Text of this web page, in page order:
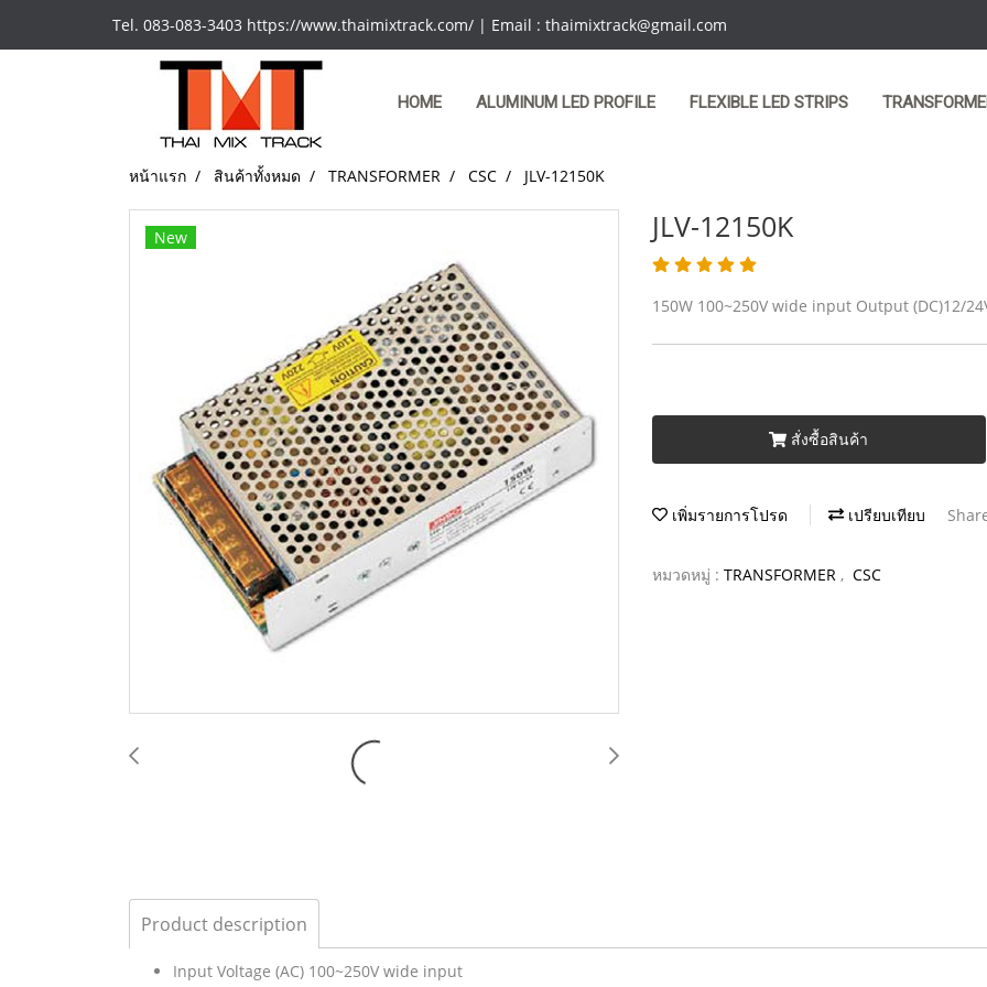
Tel. 083-083-3403 https://www.thaimixtrack.com/ | Email : thaimixtrack@gmail.com
HOME ALUMINUM LED PROFILE FLEXIBLE LED STRIPS
หน้าแรก สินค้าทั้งหมด TRANSFORMER CSC JLV-12150K
New JLV-12150K
150W 100~250V wide input Output (DC)12/
สั่งซื้อสินค้า
เพิ่มรายการโปรด เปรียบเทียบ
หมวดหมู่ : TRANSFORMER , CSC
Product description
Input Voltage (AC) 100~250V wide input